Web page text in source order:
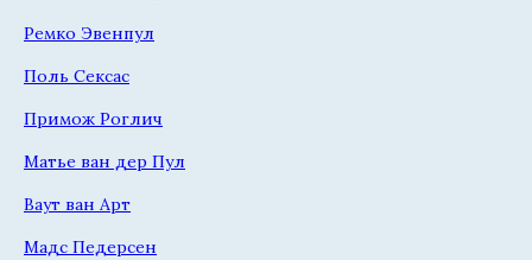
Ремко Эвенпул
Поль Сексас
Примож Роглич
Матье ван дер Пул
Ваут ван Арт
Мадс Педерсен